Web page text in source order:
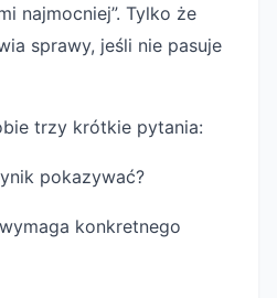
najmocniej”. Tylko że
sprawy, jeśli nie pasuje
trzy krótkie pytania:
pokazywać?
konkretnego